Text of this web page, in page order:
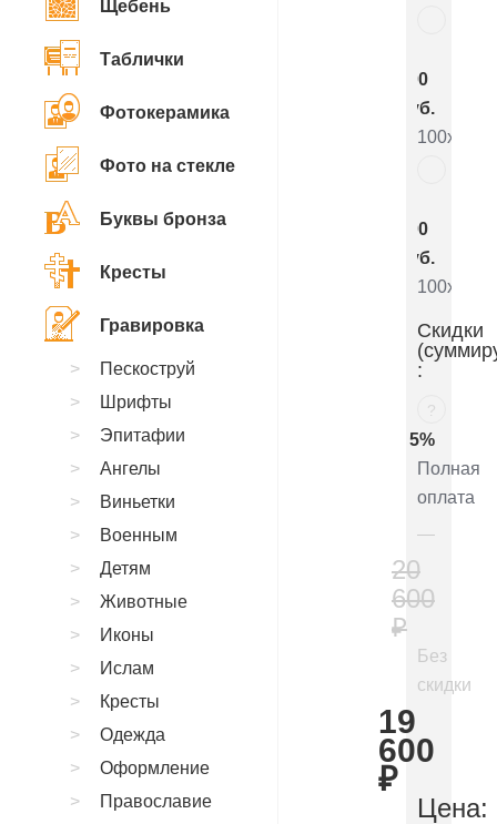
800
руб.
100x50x5
800
руб.
100x50x8
Скидки
:
?
5%
Полная
оплата
20
600
₽
Без
скидки
19
600
₽
Цена:
Щебень
Таблички
Фотокерамика
Фото на стекле
Буквы бронза
Кресты
Гравировка
Пескоструй
Шрифты
Эпитафии
Ангелы
Виньетки
Военным
Детям
Животные
Иконы
Ислам
Кресты
Одежда
Оформление
Православие